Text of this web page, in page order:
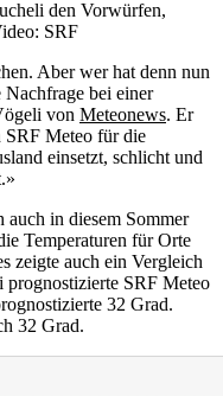
den Vorwürfen,
SRF
Aber wer hat denn nun
bei einer
von Meteonews. Er
SRF Meteo für die
einsetzt, schlicht und
auch in diesem Sommer
Temperaturen für Orte
zeigte auch ein Vergleich
SRF Meteo
32 Grad.
32 Grad.